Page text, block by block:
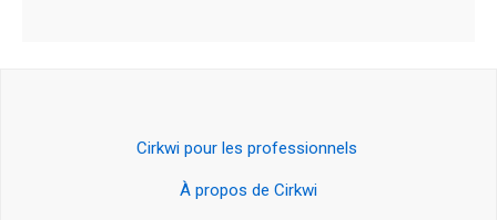
Cirkwi pour les professionnels
À propos de Cirkwi